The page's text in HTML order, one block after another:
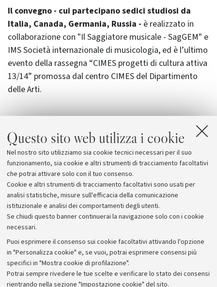
Questo sito web utilizza i cookie
Nel nostro sito utilizziamo sia cookie tecnici necessari per il suo
funzionamento, sia cookie e altri strumenti di tracciamento facoltativi
che potrai attivare solo con il tuo consenso.
Cookie e altri strumenti di tracciamento facoltativi sono usati per
analisi statistiche, misure sull'efficacia della comunicazione
istituzionale e analisi dei comportamenti degli utenti.
Se chiudi questo banner continuerai la navigazione solo con i cookie
necessari.
Puoi esprimere il consenso sui cookie facoltativi attivando l'opzione
in "Personalizza cookie" e, se vuoi, potrai esprimere consensi più
specifici in "Mostra cookie di profilazione".
Potrai sempre rivedere le tue scelte e verificare lo stato dei consensi
rientrando nella sezione "Impostazione cookie" del sito.
Il convegno - cui partecipano sedici studiosi da
Italia, Canada, Germania, Russia - è realizzato in
collaborazione con "Il Saggiatore musicale - SagGEM" e
IMS Società internazionale di musicologia, ed è l’ultimo
evento della rassegna “CIMES progetti di cultura attiva
13/14” promossa dal centro CIMES del Dipartimento
delle Arti.
Archivio
Comunicati stampa
Redazione